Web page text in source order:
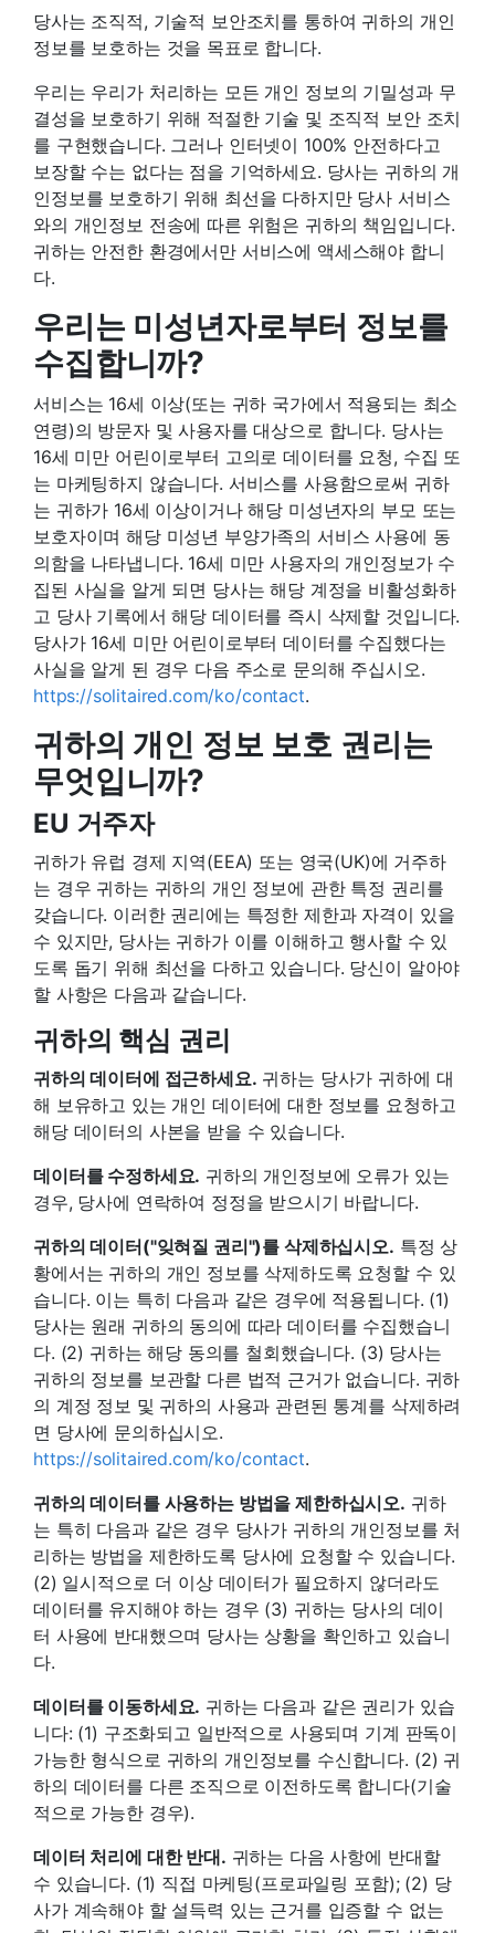
당사는 조직적, 기술적 보안조치를 통하여 귀하의 개인
정보를 보호하는 것을 목표로 합니다.
우리는 우리가 처리하는 모든 개인 정보의 기밀성과 무
결성을 보호하기 위해 적절한 기술 및 조직적 보안 조치
를 구현했습니다. 그러나 인터넷이 100% 안전하다고
보장할 수는 없다는 점을 기억하세요. 당사는 귀하의 개
인정보를 보호하기 위해 최선을 다하지만 당사 서비스
와의 개인정보 전송에 따른 위험은 귀하의 책임입니다.
귀하는 안전한 환경에서만 서비스에 액세스해야 합니
다.
우리는 미성년자로부터 정보를
수집합니까?
서비스는 16세 이상(또는 귀하 국가에서 적용되는 최소
연령)의 방문자 및 사용자를 대상으로 합니다. 당사는
16세 미만 어린이로부터 고의로 데이터를 요청, 수집 또
는 마케팅하지 않습니다. 서비스를 사용함으로써 귀하
는 귀하가 16세 이상이거나 해당 미성년자의 부모 또는
보호자이며 해당 미성년 부양가족의 서비스 사용에 동
의함을 나타냅니다. 16세 미만 사용자의 개인정보가 수
집된 사실을 알게 되면 당사는 해당 계정을 비활성화하
고 당사 기록에서 해당 데이터를 즉시 삭제할 것입니다.
당사가 16세 미만 어린이로부터 데이터를 수집했다는
사실을 알게 된 경우 다음 주소로 문의해 주십시오.
https://solitaired.com/ko/contact.
귀하의 개인 정보 보호 권리는
무엇입니까?
EU 거주자
귀하가 유럽 경제 지역(EEA) 또는 영국(UK)에 거주하
는 경우 귀하는 귀하의 개인 정보에 관한 특정 권리를
갖습니다. 이러한 권리에는 특정한 제한과 자격이 있을
수 있지만, 당사는 귀하가 이를 이해하고 행사할 수 있
도록 돕기 위해 최선을 다하고 있습니다. 당신이 알아야
할 사항은 다음과 같습니다.
귀하의 핵심 권리
귀하의 데이터에 접근하세요. 귀하는 당사가 귀하에 대
해 보유하고 있는 개인 데이터에 대한 정보를 요청하고
해당 데이터의 사본을 받을 수 있습니다.
데이터를 수정하세요. 귀하의 개인정보에 오류가 있는
경우, 당사에 연락하여 정정을 받으시기 바랍니다.
귀하의 데이터("잊혀질 권리")를 삭제하십시오. 특정 상
황에서는 귀하의 개인 정보를 삭제하도록 요청할 수 있
습니다. 이는 특히 다음과 같은 경우에 적용됩니다. (1)
당사는 원래 귀하의 동의에 따라 데이터를 수집했습니
다. (2) 귀하는 해당 동의를 철회했습니다. (3) 당사는
귀하의 정보를 보관할 다른 법적 근거가 없습니다. 귀하
의 계정 정보 및 귀하의 사용과 관련된 통계를 삭제하려
면 당사에 문의하십시오.
https://solitaired.com/ko/contact.
귀하의 데이터를 사용하는 방법을 제한하십시오. 귀하
는 특히 다음과 같은 경우 당사가 귀하의 개인정보를 처
리하는 방법을 제한하도록 당사에 요청할 수 있습니다.
(2) 일시적으로 더 이상 데이터가 필요하지 않더라도
데이터를 유지해야 하는 경우 (3) 귀하는 당사의 데이
터 사용에 반대했으며 당사는 상황을 확인하고 있습니
다.
데이터를 이동하세요. 귀하는 다음과 같은 권리가 있습
니다: (1) 구조화되고 일반적으로 사용되며 기계 판독이
가능한 형식으로 귀하의 개인정보를 수신합니다. (2) 귀
하의 데이터를 다른 조직으로 이전하도록 합니다(기술
적으로 가능한 경우).
데이터 처리에 대한 반대. 귀하는 다음 사항에 반대할
수 있습니다. (1) 직접 마케팅(프로파일링 포함); (2) 당
사가 계속해야 할 설득력 있는 근거를 입증할 수 없는